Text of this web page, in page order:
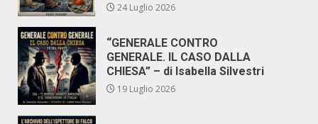
24 Luglio 2026
“GENERALE CONTRO
GENERALE. IL CASO DALLA
CHIESA” – di Isabella Silvestri
19 Luglio 2026